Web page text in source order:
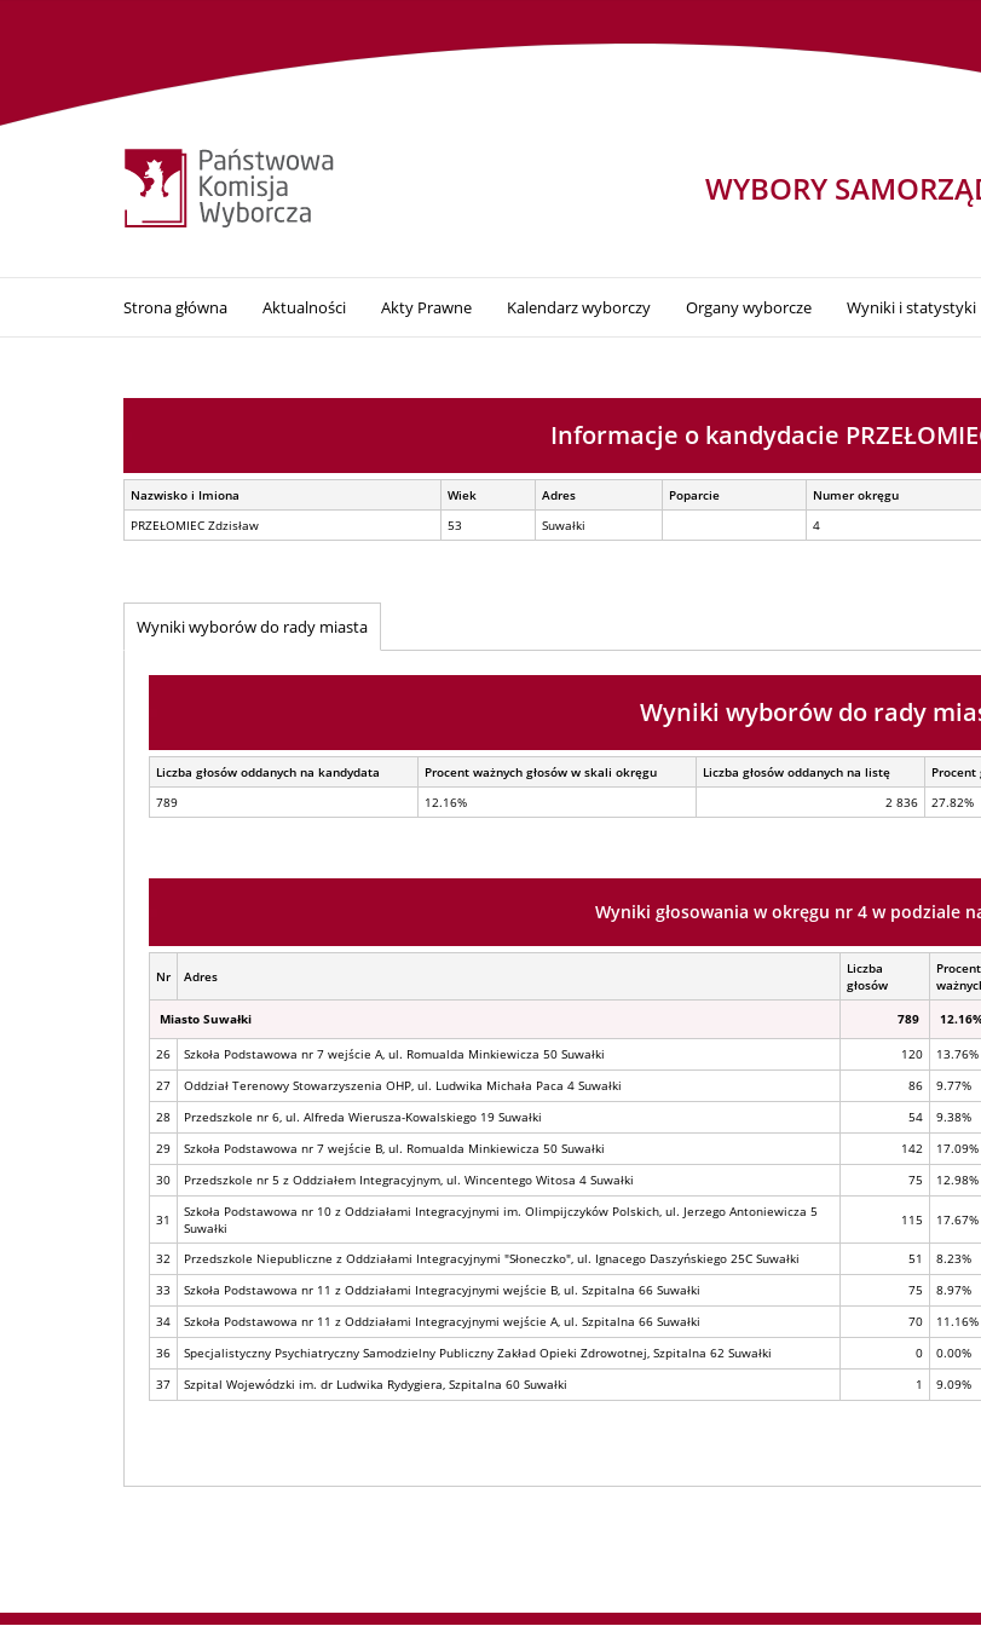
WYBORY
Strona główna Aktualności Akty Prawne Kalendarz wyborczy Organy wyborcze Wyniki i statystyki
Informacje o kandydacie
Nazwisko i Imiona Wiek Adres Poparcie Numer okręgu
PRZEŁOMIEC Zdzisław
53 Suwałki 4
Wyniki wyborów do rady miasta
Wyniki wyborów do rady
Liczba głosów oddanych na kandydata Procent ważnych głosów w skali okręgu Liczba głosów oddanych na listę Procent
789
12.16% 2 836 27.82%
Wyniki głosowania w okręgu nr 4 w podziale
Nr Adres
Liczba
głosów
Miasto Suwałki 789
26 Szkoła Podstawowa nr 7 wejście A, ul. Romualda Minkiewicza 50 Suwałki 120 13.76%
27
Oddział Terenowy Stowarzyszenia OHP, ul. Ludwika Michała Paca 4 Suwałki 86 9.77%
28
Przedszkole nr 6, ul. Alfreda Wierusza-Kowalskiego 19 Suwałki 54 9.38%
29
Szkoła Podstawowa nr 7 wejście B, ul. Romualda Minkiewicza 50 Suwałki 142 17.09%
30
Przedszkole nr 5 z Oddziałem Integracyjnym, ul. Wincentego Witosa 4 Suwałki 75 12.98%
31
Szkoła Podstawowa nr 10 z Oddziałami Integracyjnymi im. Olimpijczyków Polskich, ul. Jerzego Antoniewicza 5
Suwałki
115 17.67%
32 Przedszkole Niepubliczne z Oddziałami Integracyjnymi "Słoneczko", ul. Ignacego Daszyńskiego 25C Suwałki 51 8.23%
33
Szkoła Podstawowa nr 11 z Oddziałami Integracyjnymi wejście B, ul. Szpitalna 66 Suwałki 75 8.97%
34
Szkoła Podstawowa nr 11 z Oddziałami Integracyjnymi wejście A, ul. Szpitalna 66 Suwałki 70 11.16%
36
Specjalistyczny Psychiatryczny Samodzielny Publiczny Zakład Opieki Zdrowotnej, Szpitalna 62 Suwałki 0 0.00%
37
Szpital Wojewódzki im. dr Ludwika Rydygiera, Szpitalna 60 Suwałki 1 9.09%